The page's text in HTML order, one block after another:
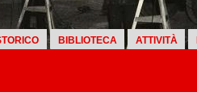
BIBLIOTECA ATTIVITÀ